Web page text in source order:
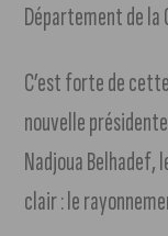
Département de la
C’est forte de
nouvelle
Nadjoua Belhadef,
clair : le